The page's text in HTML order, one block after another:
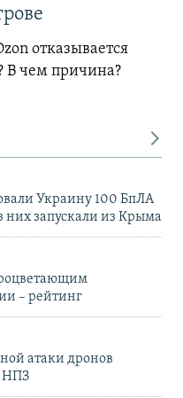
отказывается
В чем причина?
Украину 100 БпЛА
них запускали из Крыма
– рейтинг
атаки дронов
НПЗ